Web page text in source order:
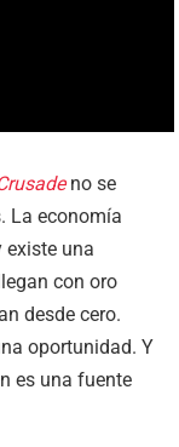
no se
La economía
existe una
con oro
desde cero.
oportunidad. Y
es una fuente